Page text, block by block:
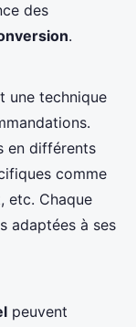
des
.
une technique
en différents
comme
etc. Chaque
adaptées à ses
peuvent